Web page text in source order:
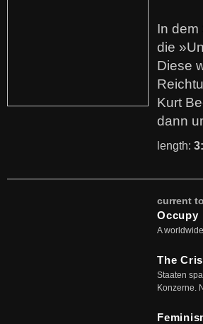
In dem
die
Diese
Kurt
dann
length:
current
Occupy
A
The
Staaten
Konzerne.